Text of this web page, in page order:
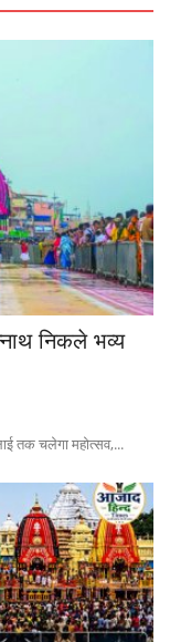
निकले भव्य
तक चलेगा महोत्सव,...